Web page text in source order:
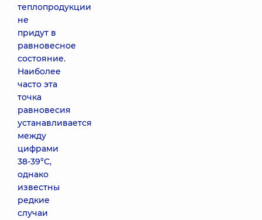
теплопродукции
не
придут в
равновесное
состояние.
Наиболее
часто эта
точка
равновесия
устанавливается
между
цифрами
38-39°С,
однако
известны
редкие
случаи